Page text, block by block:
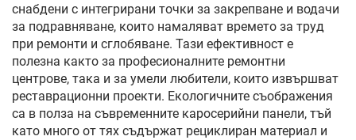
снабдени с интегрирани точки за закрепване и водачи
за подравняване, които намаляват времето за труд
при ремонти и сглобяване. Тази ефективност е
полезна както за професионалните ремонтни
центрове, така и за умели любители, които извършват
реставрационни проекти. Екологичните съображения
са в полза на съвременните каросерийни панели, тъй
като много от тях съдържат рециклиран материал и